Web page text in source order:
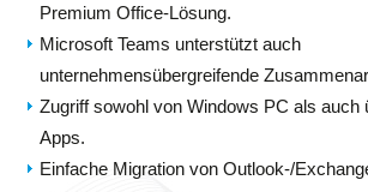
Premium Office-Lösung.
Microsoft Teams unterstützt auch
unternehmensübergreifende
Zugriff sowohl von Windows PC als auch
Apps.
Einfache Migration von Outlook-/